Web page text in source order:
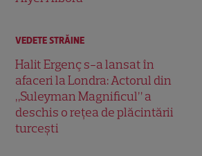
VEDETE STRĂINE
Halit Ergenç s-a lansat în
afaceri la Londra: Actorul din
„Suleyman Magnificul” a
deschis o rețea de plăcintării
turcești